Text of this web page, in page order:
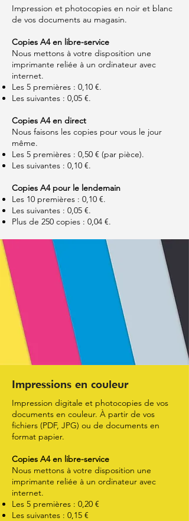
Impression et photocopies en noir et blanc
de vos documents au magasin.
Copies A4 en libre-service
Nous mettons à votre disposition une
imprimante reliée à un ordinateur avec
internet.
Les 5 premières : 0,10 €.
Les suivantes : 0,05 €.
Copies A4 en direct
Nous faisons les copies pour vous le jour
même.
Les 5 premières : 0,50 € (par pièce).
Les suivantes : 0,10 €.
Copies A4 pour le lendemain
Les 10 premières : 0,10 €.
Les suivantes : 0,05 €.
Plus de 250 copies : 0,04 €.
Impressions en couleur
Impression digitale et photocopies de vos
documents en couleur. À partir de vos
fichiers (PDF, JPG) ou de documents en
format papier.
Copies A4 en libre-service
Nous mettons à votre disposition une
imprimante reliée à un ordinateur avec
internet.
Les 5 premières : 0,20 €
Les suivantes : 0,15 €